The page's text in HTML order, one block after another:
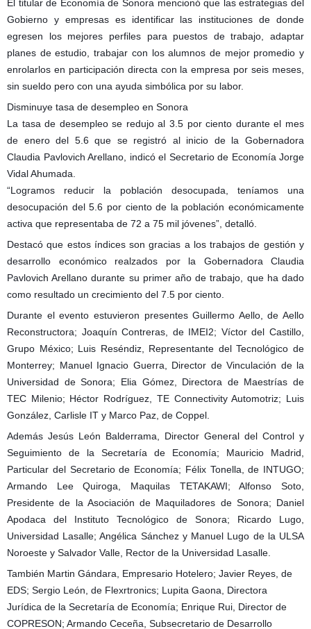
El titular de Economía de Sonora mencionó que las estrategias del
Gobierno y empresas es identificar las instituciones de donde
egresen los mejores perfiles para puestos de trabajo, adaptar
planes de estudio, trabajar con los alumnos de mejor promedio y
enrolarlos en participación directa con la empresa por seis meses,
sin sueldo pero con una ayuda simbólica por su labor.
Disminuye tasa de desempleo en Sonora
La tasa de desempleo se redujo al 3.5 por ciento durante el mes
de enero del 5.6 que se registró al inicio de la Gobernadora
Claudia Pavlovich Arellano, indicó el Secretario de Economía Jorge
Vidal Ahumada.
“Logramos reducir la población desocupada, teníamos una
desocupación del 5.6 por ciento de la población económicamente
activa que representaba de 72 a 75 mil jóvenes”, detalló.
Destacó que estos índices son gracias a los trabajos de gestión y
desarrollo económico realzados por la Gobernadora Claudia
Pavlovich Arellano durante su primer año de trabajo, que ha dado
como resultado un crecimiento del 7.5 por ciento.
Durante el evento estuvieron presentes Guillermo Aello, de Aello
Reconstructora; Joaquín Contreras, de IMEI2; Víctor del Castillo,
Grupo México; Luis Reséndiz, Representante del Tecnológico de
Monterrey; Manuel Ignacio Guerra, Director de Vinculación de la
Universidad de Sonora; Elia Gómez, Directora de Maestrías de
TEC Milenio; Héctor Rodríguez, TE Connectivity Automotriz; Luis
González, Carlisle IT y Marco Paz, de Coppel.
Además Jesús León Balderrama, Director General del Control y
Seguimiento de la Secretaría de Economía; Mauricio Madrid,
Particular del Secretario de Economía; Félix Tonella, de INTUGO;
Armando Lee Quiroga, Maquilas TETAKAWI; Alfonso Soto,
Presidente de la Asociación de Maquiladores de Sonora; Daniel
Apodaca del Instituto Tecnológico de Sonora; Ricardo Lugo,
Universidad Lasalle; Angélica Sánchez y Manuel Lugo de la ULSA
Noroeste y Salvador Valle, Rector de la Universidad Lasalle.
También Martin Gándara, Empresario Hotelero; Javier Reyes, de
EDS; Sergio León, de Flexrtronics; Lupita Gaona, Directora
Jurídica de la Secretaría de Economía; Enrique Rui, Director de
COPRESON; Armando Ceceña, Subsecretario de Desarrollo